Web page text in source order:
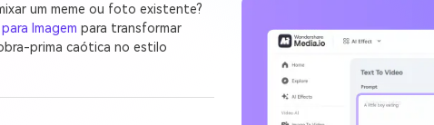
um meme ou foto existente?
Imagem para transformar
prima caótica no estilo